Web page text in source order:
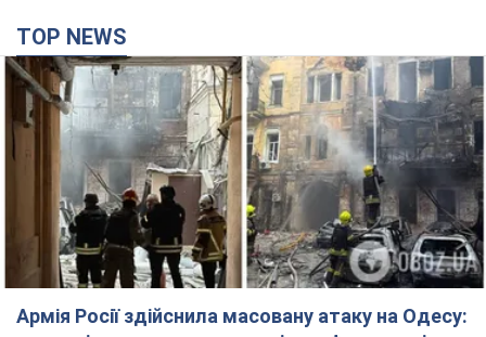
TOP NEWS
Армія Росії здійснила масовану атаку на Одесу: